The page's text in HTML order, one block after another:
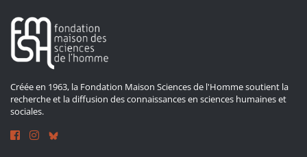
Créée en 1963, la Fondation Maison Sciences de l'Homme soutient la
recherche et la diffusion des connaissances en sciences humaines et
sociales.